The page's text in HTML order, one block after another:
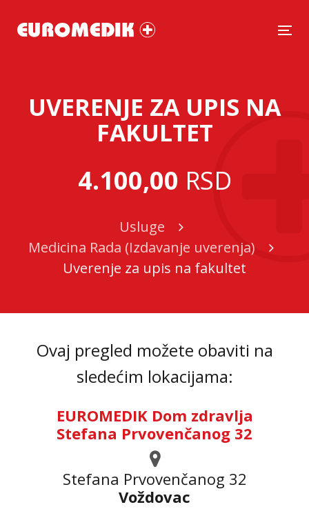
UVERENJE ZA UPIS NA
FAKULTET
4.100,00 RSD
Usluge
Medicina Rada (Izdavanje uverenja)
Uverenje za upis na fakultet
Ovaj pregled možete obaviti na
sledećim lokacijama:
EUROMEDIK Dom zdravlja
Stefana Prvovenčanog 32
Stefana Prvovenčanog 32
Voždovac